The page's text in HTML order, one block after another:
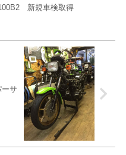
新規車検取得
サ